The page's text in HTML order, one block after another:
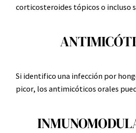
corticosteroides tópicos o incluso
Si identifico una infección por
picor, los antimicóticos orales